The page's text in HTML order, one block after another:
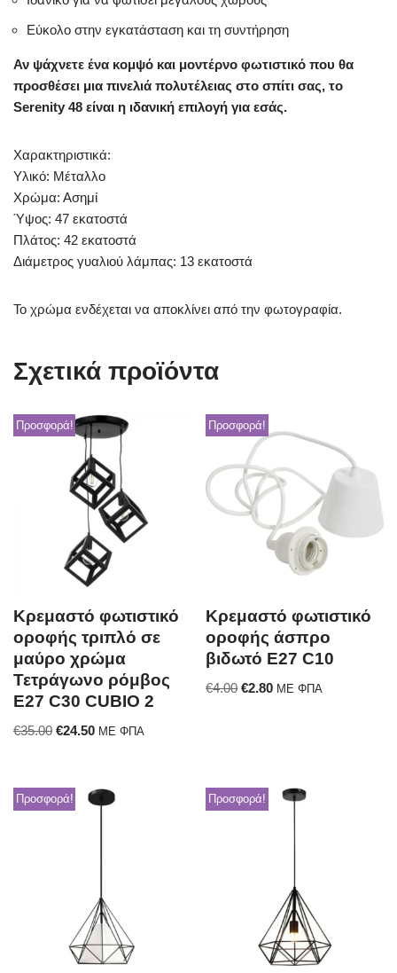
Εύκολο στην εγκατάσταση και τη συντήρηση
Αν ψάχνετε ένα κομψό και μοντέρνο φωτιστικό που θα
προσθέσει μια πινελιά πολυτέλειας στο σπίτι σας, το
Serenity 48 είναι η ιδανική επιλογή για εσάς.
Χαρακτηριστικά:
Υλικό: Μέταλλο
Χρώμα: Ασημί
Ύψος: 47 εκατοστά
Πλάτος: 42 εκατοστά
Διάμετρος γυαλιού λάμπας: 13 εκατοστά
Το χρώμα ενδέχεται να αποκλίνει από την φωτογραφία.
Σχετικά προϊόντα
Προσφορά!
Κρεμαστό φωτιστικό
οροφής τριπλό σε
μαύρο χρώμα
Τετράγωνο ρόμβος
E27 C30 CUBIO 2
€35.00 €24.50 ΜΕ ΦΠΑ
Προσφορά!
Κρεμαστό φωτιστικό
οροφής άσπρο
βιδωτό E27 C10
€4.00 €2.80 ΜΕ ΦΠΑ
Προσφορά! Προσφορά!